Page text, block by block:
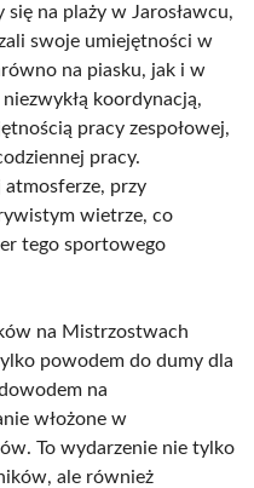
na plaży w Jarosławcu,
swoje umiejętności w
na piasku, jak i w
koordynacją,
pracy zespołowej,
pracy.
przy
wietrze, co
tego sportowego
na Mistrzostwach
powodem do dumy dla
na
włożone w
To wydarzenie nie tylko
ale również